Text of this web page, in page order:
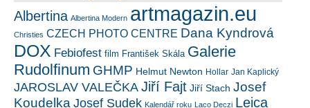
Albertina Albertina Modern artmagazin.eu
Christies CZECH PHOTO CENTRE Dana Kyndrová
DOX Febiofest film František Skála Galerie
Rudolfinum GHMP Helmut Newton Hollar Jan Kaplický
JAROSLAV VALEČKA Jiří Fajt Jiří Stach Josef
Koudelka Josef Sudek Kalendář roku Laco Deczi Leica